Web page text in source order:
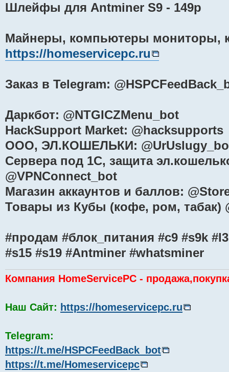
Шлейфы для Antminer S9 - 149р
Майнеры, компьютеры мониторы,
https://homeservicepc.ru
Заказ в Telegram:
Даркбот: @NTGICZMenu_bot
HackSupport Market: @hacksupports
ООО, ЭЛ.КОШЕЛЬКИ:
Сервера под 1С, защита
@VPNConnect_bot
Магазин аккаунтов и баллов:
Товары из Кубы (кофе, ром, табак)
#продам #блок_питания #с9 #s9k
#s15 #s19 #Antminer #whatsminer
Компания HomeServicePC -
Наш Сайт: https://homeservicepc.ru
Telegram:
https://t.me/HSPCFeedBack_bot
https://t.me/Homeservicepc